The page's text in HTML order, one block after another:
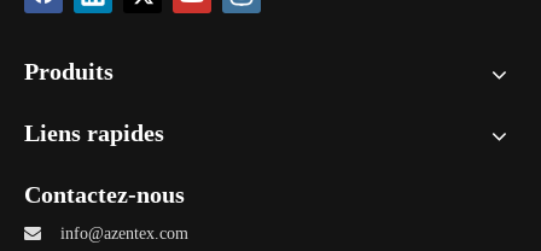
Produits
Liens rapides
Contactez-nous

info@azentex.com